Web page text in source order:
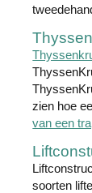
zien hoe
van een
soorten